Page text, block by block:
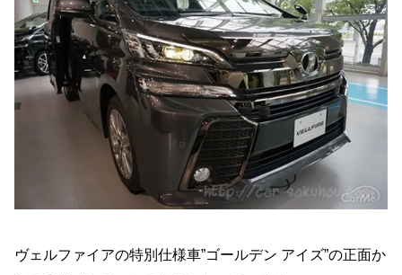
ヴェルファイアの特別仕様車”ゴールデン アイズ”の正面か